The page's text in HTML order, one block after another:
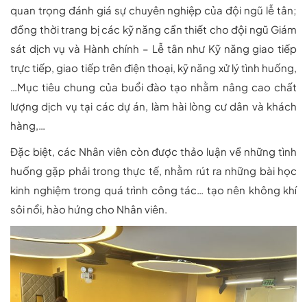
quan trọng đánh giá sự chuyên nghiệp của đội ngũ lễ tân;
đồng thời trang bị các kỹ năng cần thiết cho đội ngũ Giám
sát dịch vụ và Hành chính – Lễ tân như Kỹ năng giao tiếp
trực tiếp, giao tiếp trên điện thoại, kỹ năng xử lý tình huống,
…Mục tiêu chung của buổi đào tạo nhằm nâng cao chất
lượng dịch vụ tại các dự án, làm hài lòng cư dân và khách
hàng,…
Đặc biệt, các Nhân viên còn được thảo luận về những tình
huống gặp phải trong thực tế, nhằm rút ra những bài học
kinh nghiệm trong quá trình công tác… tạo nên không khí
sôi nổi, hào hứng cho Nhân viên.